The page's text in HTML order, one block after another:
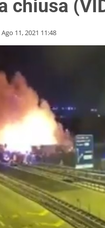
chiusa
Ago 11, 2021 11:48